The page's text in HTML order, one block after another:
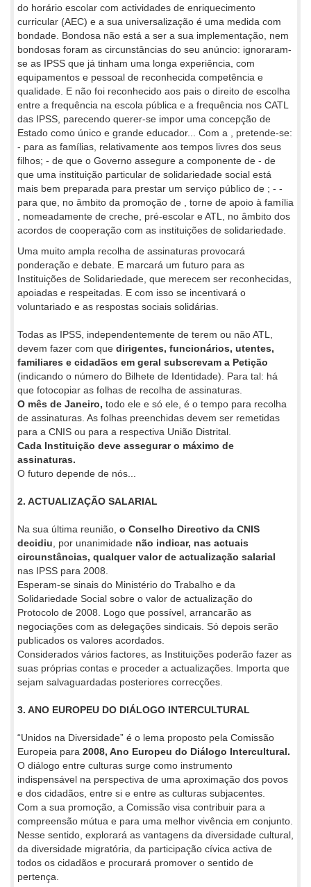
do horário escolar com actividades de enriquecimento
curricular (AEC) e a sua universalização é uma medida com
bondade. Bondosa não está a ser a sua implementação, nem
bondosas foram as circunstâncias do seu anúncio: ignoraram-
se as IPSS que já tinham uma longa experiência, com
equipamentos e pessoal de reconhecida competência e
qualidade. E não foi reconhecido aos pais o direito de escolha
entre a frequência na escola pública e a frequência nos CATL
das IPSS, parecendo querer-se impor uma concepção de
Estado como único e grande educador... Com a , pretende-se:
- para as famílias, relativamente aos tempos livres dos seus
filhos; - de que o Governo assegure a componente de - de
que uma instituição particular de solidariedade social está
mais bem preparada para prestar um serviço público de ; - -
para que, no âmbito da promoção de , torne de apoio à família
, nomeadamente de creche, pré-escolar e ATL, no âmbito dos
acordos de cooperação com as instituições de solidariedade.
Uma muito ampla recolha de assinaturas provocará
ponderação e debate. E marcará um futuro para as
Instituições de Solidariedade, que merecem ser reconhecidas,
apoiadas e respeitadas. E com isso se incentivará o
voluntariado e as respostas sociais solidárias.
Todas as IPSS, independentemente de terem ou não ATL,
devem fazer com que dirigentes, funcionários, utentes,
familiares e cidadãos em geral subscrevam a Petição
(indicando o número do Bilhete de Identidade). Para tal: há
que fotocopiar as folhas de recolha de assinaturas.
O mês de Janeiro, todo ele e só ele, é o tempo para recolha
de assinaturas. As folhas preenchidas devem ser remetidas
para a CNIS ou para a respectiva União Distrital.
Cada Instituição deve assegurar o máximo de
assinaturas.
O futuro depende de nós...
2. ACTUALIZAÇÃO SALARIAL
Na sua última reunião, o Conselho Directivo da CNIS
decidiu , por unanimidade não indicar, nas actuais
circunstâncias, qualquer valor de actualização salarial
nas IPSS para 2008.
Esperam-se sinais do Ministério do Trabalho e da
Solidariedade Social sobre o valor de actualização do
Protocolo de 2008. Logo que possível, arrancarão as
negociações com as delegações sindicais. Só depois serão
publicados os valores acordados.
Considerados vários factores, as Instituições poderão fazer as
suas próprias contas e proceder a actualizações. Importa que
sejam salvaguardadas posteriores correcções.
3. ANO EUROPEU DO DIÁLOGO INTERCULTURAL
“Unidos na Diversidade” é o lema proposto pela Comissão
Europeia para 2008, Ano Europeu do Diálogo Intercultural.
O diálogo entre culturas surge como instrumento
indispensável na perspectiva de uma aproximação dos povos
e dos cidadãos, entre si e entre as culturas subjacentes.
Com a sua promoção, a Comissão visa contribuir para a
compreensão mútua e para uma melhor vivência em conjunto.
Nesse sentido, explorará as vantagens da diversidade cultural,
da diversidade migratória, da participação cívica activa de
todos os cidadãos e procurará promover o sentido de
pertença.